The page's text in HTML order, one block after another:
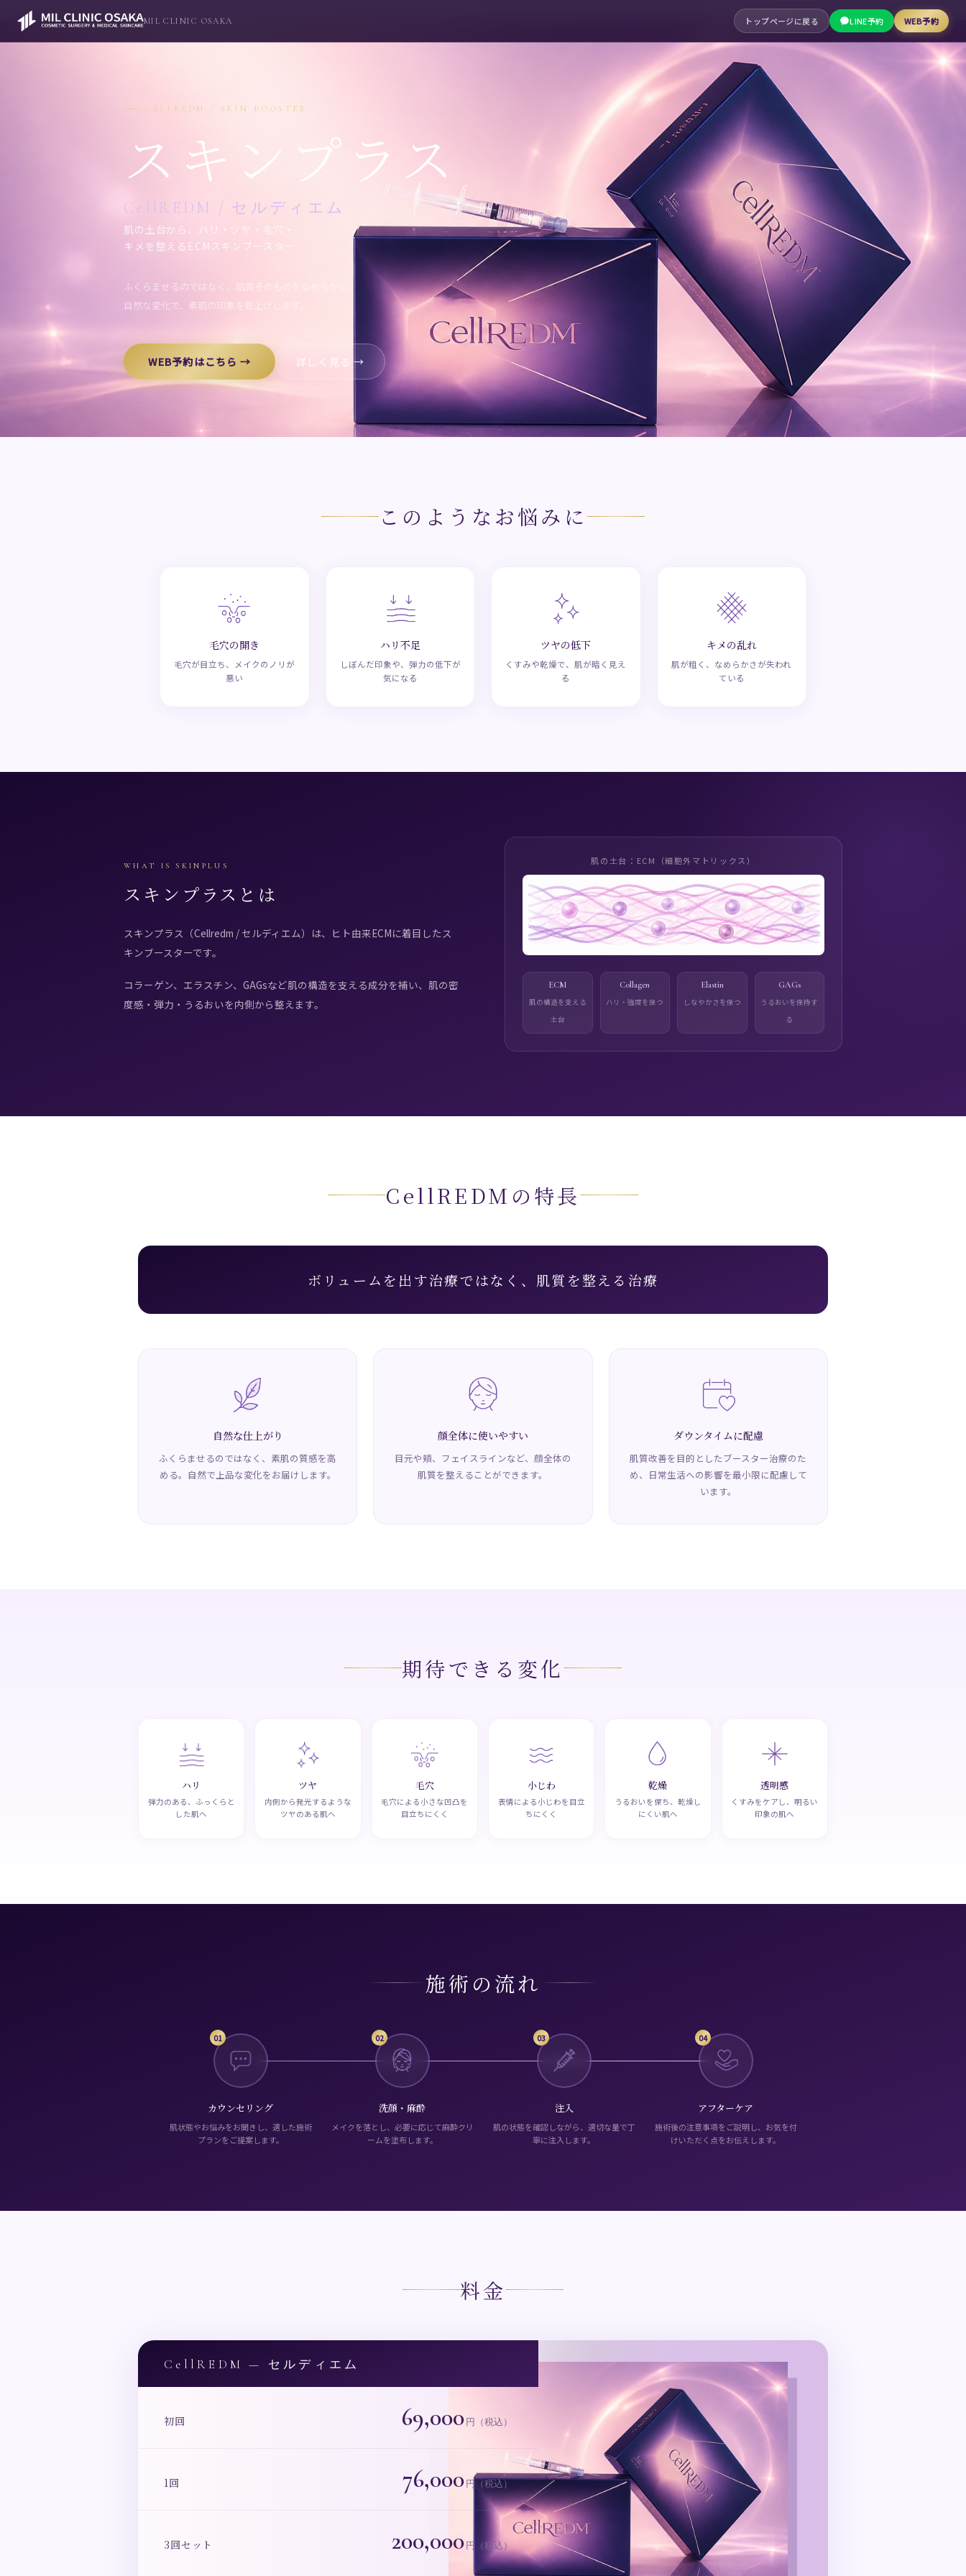
MIL CLINIC OSAKA トップページに戻る LINE予約 WEB予約
CELLREDM / SKIN BOOSTER
スキンプラス
CellREDM / セルディエム
肌の土台から、ハリ・ツヤ・毛穴・
キメを整えるECMスキンブースター
ふくらませるのではなく、肌質そのものをなめらかに。
自然な変化で、素肌の印象を底上げします。
WEB予約はこちら → 詳しく見る →
このようなお悩みに
毛穴の開き
毛穴が目立ち、メイクのノリが
悪い
ハリ不足
しぼんだ印象や、弾力の低下が
気になる
ツヤの低下
くすみや乾燥で、肌が暗く見え
る
キメの乱れ
肌が粗く、なめらかさが失われ
ている
WHAT IS SKINPLUS
スキンプラスとは
スキンプラス（Cellredm / セルディエム）は、ヒト由来ECMに着目したス
キンブースターです。
コラーゲン、エラスチン、GAGsなど肌の構造を支える成分を補い、肌の密
度感・弾力・うるおいを内側から整えます。
肌の土台：ECM（細胞外マトリックス）
ECM
肌の構造を支える
土台
Collagen
ハリ・強度を保つ
Elastin
しなやかさを保つ
GAGs
うるおいを保持す
る
CellREDMの特長
ボリュームを出す治療ではなく、肌質を整える治療
自然な仕上がり
ふくらませるのではなく、素肌の質感を高
める。自然で上品な変化をお届けします。
顔全体に使いやすい
目元や頬、フェイスラインなど、顔全体の
肌質を整えることができます。
ダウンタイムに配慮
肌質改善を目的としたブースター治療のた
め、日常生活への影響を最小限に配慮して
います。
期待できる変化
ハリ
弾力のある、ふっくらと
した肌へ
ツヤ
内側から発光するような
ツヤのある肌へ
毛穴
毛穴による小さな凹凸を
目立ちにくく
小じわ
表情による小じわを目立
ちにくく
乾燥
うるおいを保ち、乾燥し
にくい肌へ
透明感
くすみをケアし、明るい
印象の肌へ
施術の流れ
01
カウンセリング
肌状態やお悩みをお聞きし、適した施術
プランをご提案します。
02
洗顔・麻酔
メイクを落とし、必要に応じて麻酔クリ
ームを塗布します。
03
注入
肌の状態を確認しながら、適切な量で丁
寧に注入します。
04
アフターケア
施術後の注意事項をご説明し、お気を付
けいただく点をお伝えします。
料金
CellREDM — セルディエム
初回 69,000 円（税込）
1回 76,000 円（税込）
3回セット 200,000 円（税込）